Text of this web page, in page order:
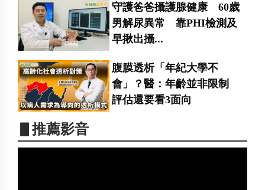
守護爸爸攝護腺健康 60歲
男解尿異常 靠PHI檢測及
早揪出攝...
腹膜透析「年紀大學不
會」？醫：年齡並非限制
評估還要看3面向
▋推薦影音